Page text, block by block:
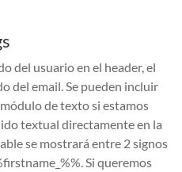
del usuario en el header, el
del email. Se pueden incluir
de texto si estamos
textual directamente en la
se mostrará entre 2 signos
Si queremos